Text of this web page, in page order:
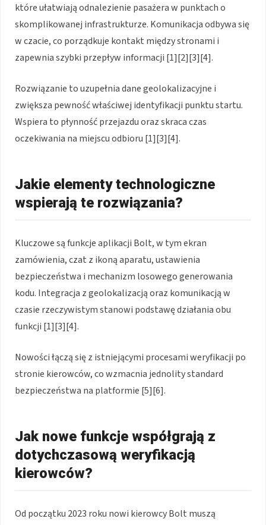
które ułatwiają odnalezienie pasażera w punktach o
skomplikowanej infrastrukturze. Komunikacja odbywa się
w czacie, co porządkuje kontakt między stronami i
zapewnia szybki przepływ informacji [1][2][3][4].
Rozwiązanie to uzupełnia dane geolokalizacyjne i
zwiększa pewność właściwej identyfikacji punktu startu.
Wspiera to płynność przejazdu oraz skraca czas
oczekiwania na miejscu odbioru [1][3][4].
Jakie elementy technologiczne
wspierają te rozwiązania?
Kluczowe są funkcje aplikacji Bolt, w tym ekran
zamówienia, czat z ikoną aparatu, ustawienia
bezpieczeństwa i mechanizm losowego generowania
kodu. Integracja z geolokalizacją oraz komunikacją w
czasie rzeczywistym stanowi podstawę działania obu
funkcji [1][3][4].
Nowości łączą się z istniejącymi procesami weryfikacji po
stronie kierowców, co wzmacnia jednolity standard
bezpieczeństwa na platformie [5][6].
Jak nowe funkcje współgrają z
dotychczasową weryfikacją
kierowców?
Od początku 2023 roku nowi kierowcy Bolt muszą